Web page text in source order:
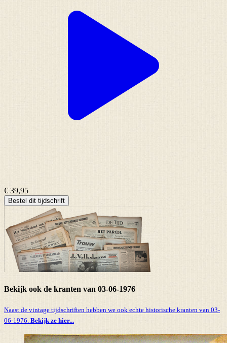
€ 39,95
Bestel dit tijdschrift
Bekijk ook de kranten van 03-06-1976
Naast de vintage tijdschriften hebben we ook echte historische kranten van 03-
06-1976. Bekijk ze hier...